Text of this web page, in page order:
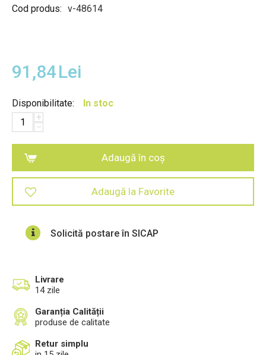
Cod produs: v-48614
91,84Lei
Disponibilitate:
In stoc
+
−
Adaugă în coș
Adaugă la Favorite
Solicită postare în SICAP
Livrare
14 zile
Garanția Calității
produse de calitate
Retur simplu